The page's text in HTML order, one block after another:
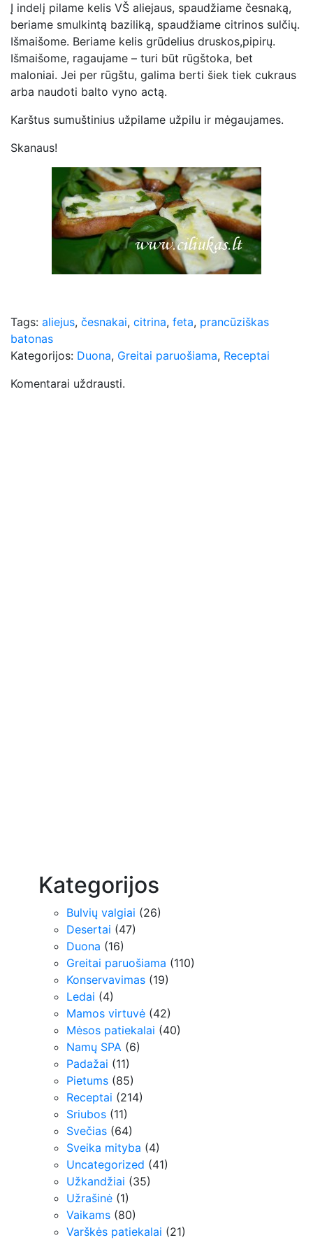
Į indelį pilame kelis VŠ aliejaus, spaudžiame česnaką,
beriame smulkintą baziliką, spaudžiame citrinos sulčių.
Išmaišome. Beriame kelis grūdelius druskos,pipirų.
Išmaišome, ragaujame – turi būt rūgštoka, bet
maloniai. Jei per rūgštu, galima berti šiek tiek cukraus
arba naudoti balto vyno actą.
Karštus sumuštinius užpilame užpilu ir mėgaujames.
Skanaus!
Tags: aliejus, česnakai, citrina, feta, prancūziškas
batonas
Kategorijos: Duona, Greitai paruošiama, Receptai
Komentarai uždrausti.
Kategorijos
Bulvių valgiai (26)
Desertai (47)
Duona (16)
Greitai paruošiama (110)
Konservavimas (19)
Ledai (4)
Mamos virtuvė (42)
Mėsos patiekalai (40)
Namų SPA (6)
Padažai (11)
Pietums (85)
Receptai (214)
Sriubos (11)
Svečias (64)
Sveika mityba (4)
Uncategorized (41)
Užkandžiai (35)
Užrašinė (1)
Vaikams (80)
Varškės patiekalai (21)